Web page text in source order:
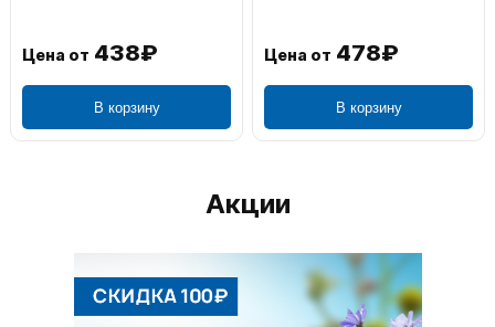
Цена от 438₽
В корзину
Цена от 478₽
В корзину
Акции